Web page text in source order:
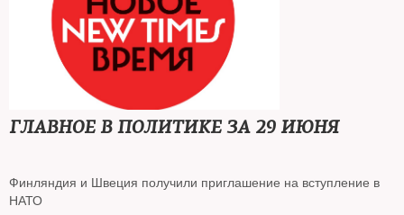
На писателя Виктора Шендеровича составлен протокол из-за
нарушения закона об «иноагентах»
Суд заменил участнице Pussy Riot Люсе Штейн ограничение
свободы на реальный срок
ГЛАВНОЕ В ПОЛИТИКЕ ЗА 29 ИЮНЯ
Финляндия и Швеция получили приглашение на вступление в
НАТО